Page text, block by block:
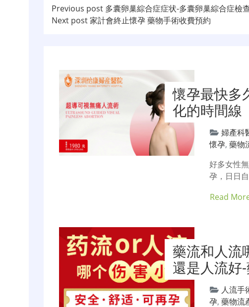
文
章
航
Previous post 多囊卵巢綜合症症状-多囊卵巢綜合症檢
Next post家計會終止懷孕 藥物手術收費預約
懷孕最快多
化的時間線
婦產科
懷孕,藥物
好多女性
孕，日日
Read
藥流和人流
還是人流好
人流手
孕,藥物流